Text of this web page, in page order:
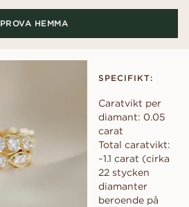
PROVA HEMMA
SPECIFIKT:
Caratvikt per
diamant: 0.05
carat
Total caratvikt:
~1.1 carat (cirka
22 stycken
diamanter
beroende på